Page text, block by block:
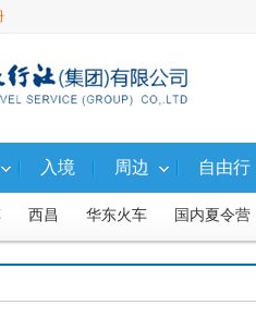
西昌 华东火车 国内夏令营
山东 福建 广东 湖南
福建火车 东北火车 山西内蒙
入境 周边 自由行